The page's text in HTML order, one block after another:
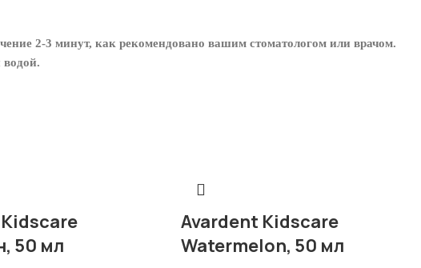
2-3 минут, как рекомендовано вашим стоматологом или врачом.
водой.
50 мл
Avardent Kidscare
Watermelon, 50 мл